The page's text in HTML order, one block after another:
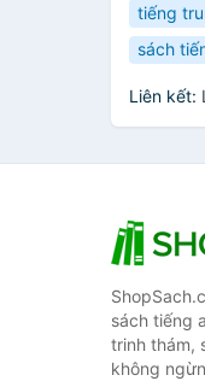
tiếng
sách
Liên kết:
sách tiếng
trinh thám,
không